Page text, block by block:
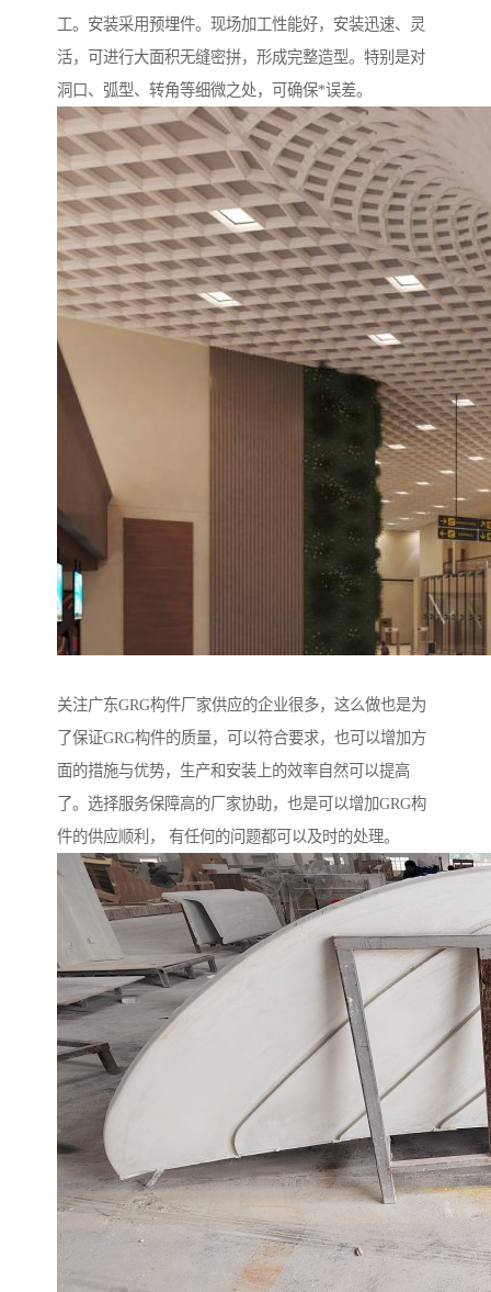
工。安装采用预埋件。现场加工性能好，安装迅速、灵
活，可进行大面积无缝密拼，形成完整造型。特别是对
洞口、弧型、转角等细微之处，可确保*误差。
关注广东GRG构件厂家供应的企业很多，这么做也是为
了保证GRG构件的质量，可以符合要求，也可以增加方
面的措施与优势，生产和安装上的效率自然可以提高
了。选择服务保障高的厂家协助，也是可以增加GRG构
件的供应顺利， 有任何的问题都可以及时的处理。